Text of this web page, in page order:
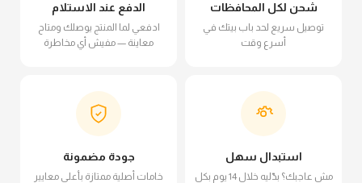
شحن لكل المحافظات
توصيل سريع لحد باب بيتك في
أسرع وقت
الدفع عند الاستلام
ادفعي لما المنتج يوصلك ومتاح
معاينة — مفيش أي مخاطرة
استبدال سهل
مش عاجبك؟ بدّليه خلال 14 يوم بكل
جودة مضمونة
خامات أصلية ممتازة بأعلى معايير